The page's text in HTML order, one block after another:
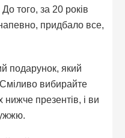
того, за 20 років
придбало все,
подарунок, який
Сміливо вибирайте
нижче презентів, і ви